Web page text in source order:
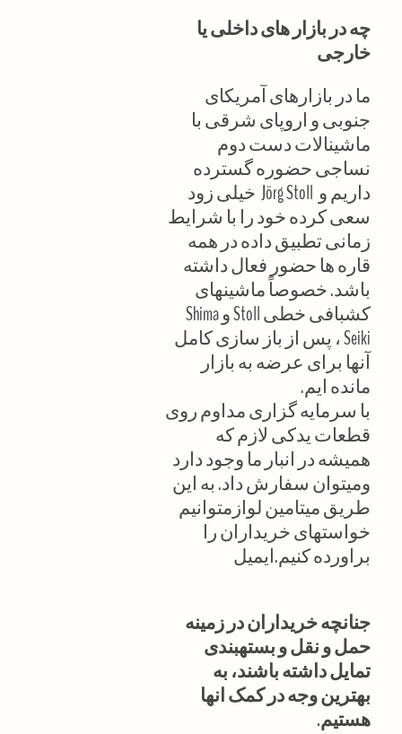
چه در بازار های داخلی یا
خارجی
ما در بازارهای آمریکای
جنوبی و اروپای شرقی با
ماشینالات دست دوم
نساجی حضوره گسترده
داریم و Jörg Stoll خیلی زود
سعی کرده خود را با شرایط
زمانی تطبیق داده در همه
قاره ها حضور فعال داشته
باشد. خصوصاً ماشینهای
کشبافی خطی Stoll و Shima
Seiki ، پس از باز سازی کامل
آنها برای عرضه به بازار
مانده ایم.
با سرمایه گزاری مداوم روی
قطعات یدکی لازم که
همیشه در انبار ما وجود دارد
ومیتوان سفارش داد. به این
طریق میتامین لوازمتوانیم
خواستهای خریداران را
براورده کنیم.ایمیل
جنانچه خریداران در زمینه
حمل و نقل و بستهبندی
تمایل داشته باشند، به
بهترین وجه در کمک انها
هستیم.